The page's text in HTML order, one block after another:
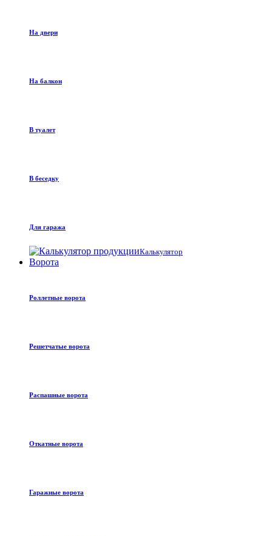
На двери
На балкон
В туалет
В беседку
Для гаража
Калькулятор
Ворота
Роллетные ворота
Решетчатые ворота
Распашные ворота
Откатные ворота
Гаражные ворота